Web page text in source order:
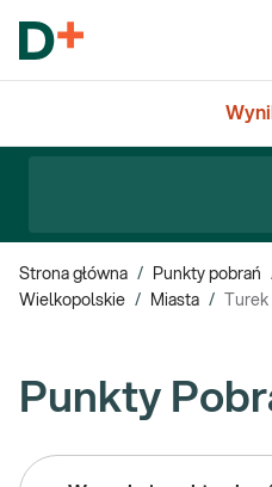
Strona główna / Punkty pobrań
Wielkopolskie / Miasta / Turek
Punkty